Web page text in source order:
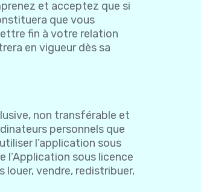
et acceptez que si
que vous
fin à votre relation
en vigueur dès sa
non transférable et
personnels que
l’application sous
l’Application sous licence
louer, vendre, redistribuer,